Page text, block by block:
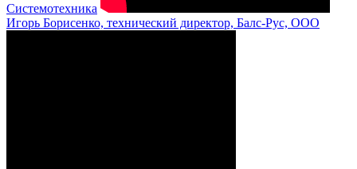
Системотехника
Игорь Борисенко, технический директор, Балс-Рус, ООО